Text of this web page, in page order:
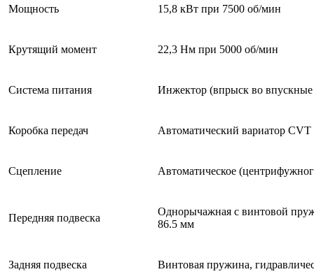
Мощность 15,8 кВт при 7500 об/мин
Крутящий момент 22,3 Нм при 5000 об/мин
Система питания Инжектор (впрыск во
Коробка передач Автоматический вариатор
Сцепление Автоматическое
Передняя подвеска
Однорычажная с винтовой
86.5 мм
Задняя подвеска Винтовая пружина,